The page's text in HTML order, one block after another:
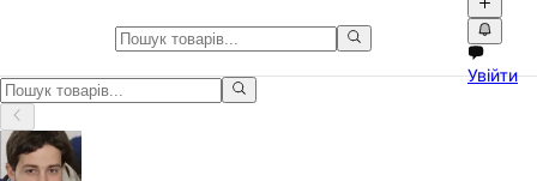
Дитячий світ у Чернівецька
Дитячий світ у Чернівецька область: оголошення з фото, відео
Увійти